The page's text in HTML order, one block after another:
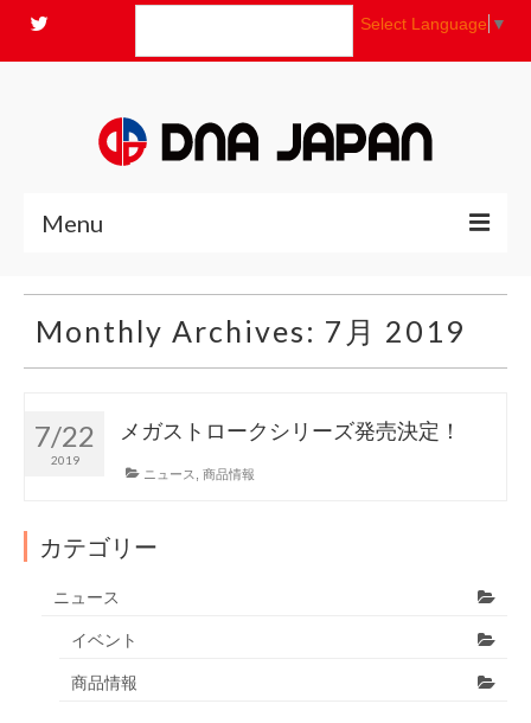
Select Language ▼
Menu
ニュース
よくあるご質問
コンセプト
Monthly Archives: 7月 2019
7/22
2019
メガストロークシリーズ発売決定！
ニュース 商品情報
カテゴリー
ニュース
イベント
商品情報